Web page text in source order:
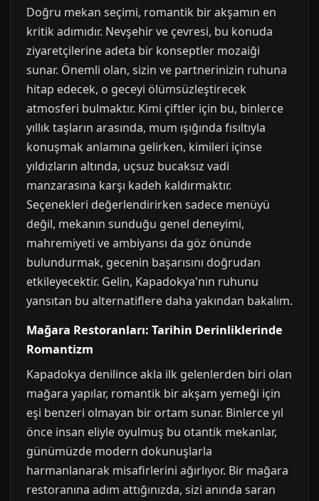
Doğru mekan seçimi, romantik bir akşamın en
kritik adımıdır. Nevşehir ve çevresi, bu konuda
ziyaretçilerine adeta bir konseptler mozaiği
sunar. Önemli olan, sizin ve partnerinizin ruhuna
hitap edecek, o geceyi ölümsüzleştirecek
atmosferi bulmaktır. Kimi çiftler için bu, binlerce
yıllık taşların arasında, mum ışığında fısıltıyla
konuşmak anlamına gelirken, kimileri içinse
yıldızların altında, uçsuz bucaksız vadi
manzarasına karşı kadeh kaldırmaktır.
Seçenekleri değerlendirirken sadece menüyü
değil, mekanın sunduğu genel deneyimi,
mahremiyeti ve ambiyansı da göz önünde
bulundurmak, gecenin başarısını doğrudan
etkileyecektir. Gelin, Kapadokya'nın ruhunu
yansıtan bu alternatiflere daha yakından bakalım.
Mağara Restoranları: Tarihin Derinliklerinde
Romantizm
Kapadokya denilince akla ilk gelenlerden biri olan
mağara yapılar, romantik bir akşam yemeği için
eşi benzeri olmayan bir ortam sunar. Binlerce yıl
önce insan eliyle oyulmuş bu otantik mekanlar,
günümüzde modern dokunuşlarla
harmanlanarak misafirlerini ağırlıyor. Bir mağara
restoranına adım attığınızda, sizi anında saran